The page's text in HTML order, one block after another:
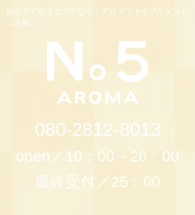
仙台でアロマエステなら！アロマファイブがダント
ツ人気。
080-2812-8013
open／10：00～26：00
最終受付／25：00